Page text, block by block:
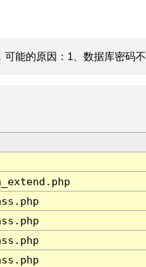
能的原因：1、数据库密码